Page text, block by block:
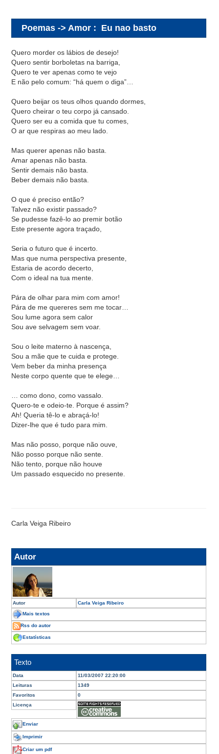
Poemas -> Amor : Eu nao basto
Quero morder os lábios de desejo!
Quero sentir borboletas na barriga,
Quero te ver apenas como te vejo
E não pelo comum: “há quem o diga”…
Quero beijar os teus olhos quando dormes,
Quero cheirar o teu corpo já cansado.
Quero ser eu a comida que tu comes,
O ar que respiras ao meu lado.
Mas querer apenas não basta.
Amar apenas não basta.
Sentir demais não basta.
Beber demais não basta.
O que é preciso então?
Talvez não existir passado?
Se pudesse fazê-lo ao premir botão
Este presente agora traçado,
Seria o futuro que é incerto.
Mas que numa perspectiva presente,
Estaria de acordo decerto,
Com o ideal na tua mente.
Pára de olhar para mim com amor!
Pára de me quereres sem me tocar…
Sou lume agora sem calor
Sou ave selvagem sem voar.
Sou o leite materno à nascença,
Sou a mãe que te cuida e protege.
Vem beber da minha presença
Neste corpo quente que te elege…
… como dono, como vassalo.
Quero-te e odeio-te. Porque é assim?
Ah! Queria tê-lo e abraçá-lo!
Dizer-lhe que é tudo para mim.
Mas não posso, porque não ouve,
Não posso porque não sente.
Não tento, porque não houve
Um passado esquecido no presente.
Carla Veiga Ribeiro
Autor
Autor Carla Veiga Ribeiro
Mais textos
Rss do autor
Estatísticas
Texto
Data
11/03/2007 22:20:00
Leituras
1349
Favoritos
0
Licença
Enviar
Imprimir
Criar um pdf